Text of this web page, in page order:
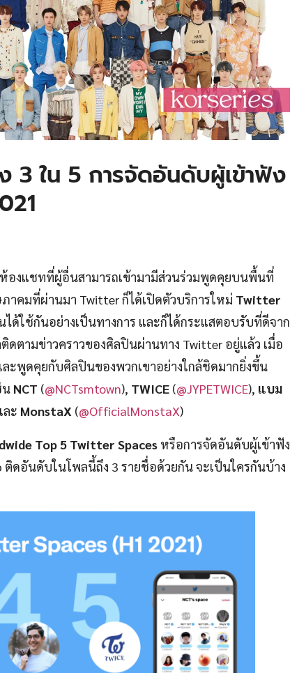
3 ใน 5 การจัดอันดับผู้เข้าฟัง
ห้องแชทที่ผู้อื่นสามารถเข้ามามีส่วนร่วมพูดคุยบนพื้นที่
าคมที่ผ่านมา Twitter ก็ได้เปิดตัวบริการใหม่ Twitter
ด้ใช้กันอย่างเป็นทางการ และก็ได้กระแสตอบรับที่ดีจาก
ตามข่าวคราวของศิลปินผ่านทาง Twitter อยู่แล้ว เมื่อ
ะพูดคุยกับศิลปินของพวกเขาอย่างใกล้ชิดมากยิ่งขึ้น
น NCT (@NCTsmtown), TWICE (@JYPETWICE), แบม
ละ MonstaX (@OfficialMonstaX)
Top 5 Twitter Spaces หรือการจัดอันดับผู้เข้าฟัง
ดอันดับในโพลนี้ถึง 3 รายชื่อด้วยกัน จะเป็นใครกันบ้าง